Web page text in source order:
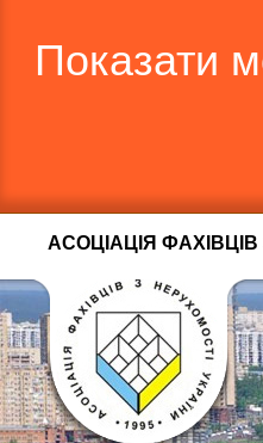
Показати
АСОЦІАЦІЯ